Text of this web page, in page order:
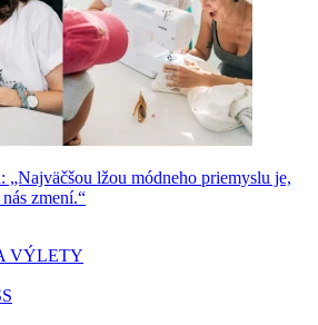
„Najväčšou lžou módneho priemyslu je,
zmení.“
VÝLETY